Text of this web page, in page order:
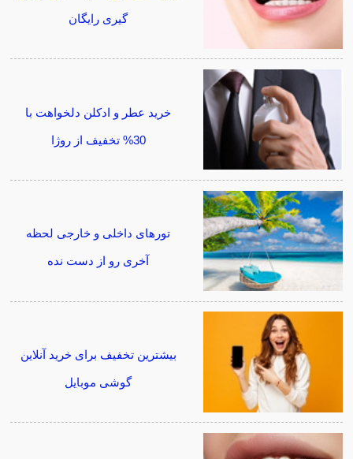
گیری رایگان
خرید عطر و ادکلن دلخواهت با
30% تخفیف از روژا
تورهای داخلی و خارجی لحظه
آخری رو از دست نده
بیشترین تخفیف برای خرید آنلاین
گوشی موبایل